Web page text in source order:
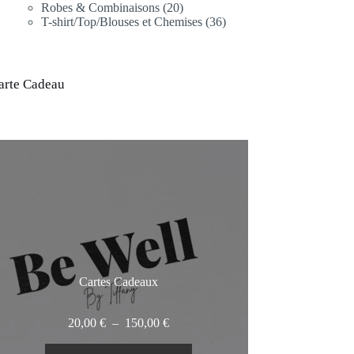
produits
Robes & Combinaisons 2020
produits
T-shirt/Top/Blouses et Chemises 3636
Cadeau
Cartes Cadeaux
20,00€ – 150,00€Plage